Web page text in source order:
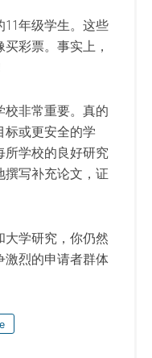
年级学生。这些
彩票。事实上，
校非常重要。真的
标或更安全的学
所学校的良好研究
撰写补充论文，证
大学研究，你仍然
激烈的申请者群体